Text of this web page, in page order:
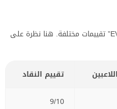
تلقى “Knives out” و”EVANGELION” تقييمات مختلفة. هنا نظرة على
تقييم النقاد
9/10